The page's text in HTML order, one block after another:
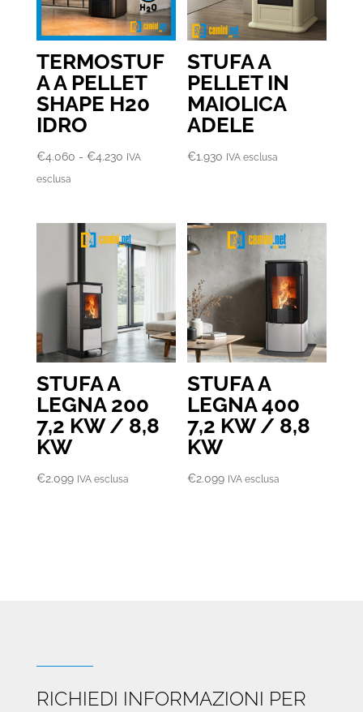
TERMOSTUF
A A PELLET
SHAPE H20
IDRO
€4.060 - €4.230Fascia
€4.060
a
€4.230
IVA
esclusa
STUFA A
PELLET IN
MAIOLICA
ADELE
€1.930 IVA esclusa
STUFA A
LEGNA 200
7,2 KW / 8,8
KW
€2.099 IVA esclusa
STUFA A
LEGNA 400
7,2 KW / 8,8
KW
€2.099 IVA esclusa
RICHIEDI INFORMAZIONI PER